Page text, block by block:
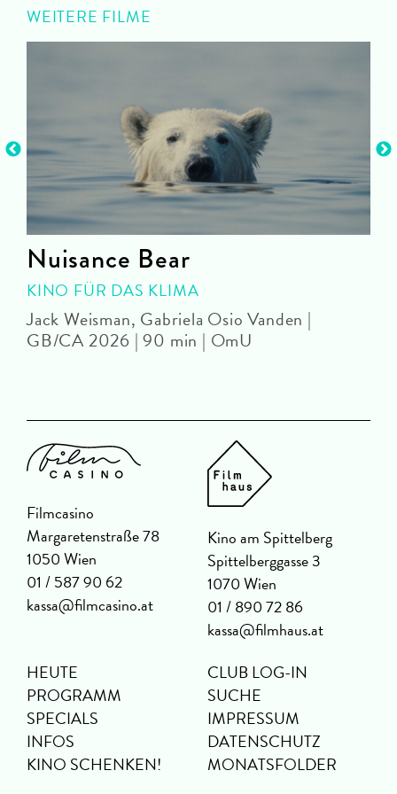
WEITERE FILME
Nuisance Bear
KINO FÜR DAS KLIMA
Jack Weisman, Gabriela Osio Vanden |
GB/CA 2026 | 90 min | OmU
Filmcasino
Margaretenstraße 78
1050 Wien
01 / 587 90 62
kassa@filmcasino.at
Kino am Spittelberg
Spittelberggasse 3
1070 Wien
01 / 890 72 86
kassa@filmhaus.at
HEUTE
PROGRAMM
SPECIALS
INFOS
KINO SCHENKEN!
CLUB LOG-IN
SUCHE
IMPRESSUM
DATENSCHUTZ
MONATSFOLDER